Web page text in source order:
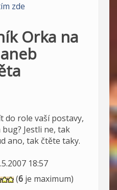
zde
Orka na
do role vaší postavy,
Jestli ne, tak
ano, tak čtěte taky.
18:57
(6 je maximum)